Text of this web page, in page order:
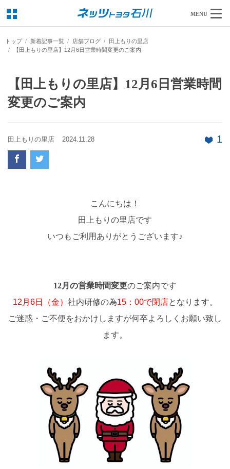
MENU
トップ 新着記事一覧 店舗ブログ
田上もりの里店
【田上もりの里店】12月6日営業時間変更のご案内
【田上もりの里店】12月6日営業時間
変更のご案内
田上もりの里店 2024.11.28 1
こんにちは！
田上もりの里店です
いつもご利用ありがとうございます♪
12月の営業時間変更のご案内です
12月6日（金） 社内研修の為15：00で閉店となります。
ご迷惑・ご不便をおかけしますが何卒よろしくお願い致し
ます。